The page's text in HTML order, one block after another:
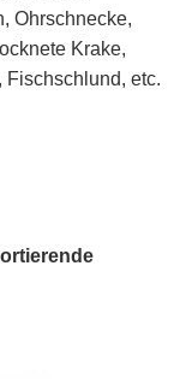
Ohrschnecke,
Krake,
Fischschlund, etc.